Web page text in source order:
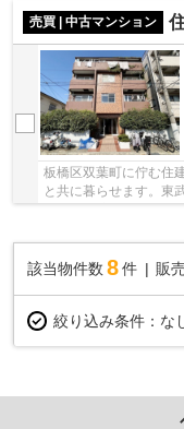
売買 | 中古マンション
板橋区双葉町に佇む住
と共に暮らせます。東
歩12分の立地。周辺に
該当物件数 8件 販
絞り込み条件： な